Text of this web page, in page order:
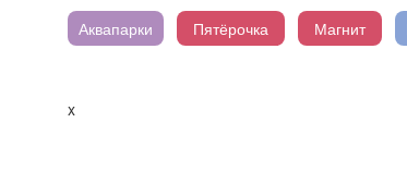
Аквапарки Пятёрочка Магнит
x